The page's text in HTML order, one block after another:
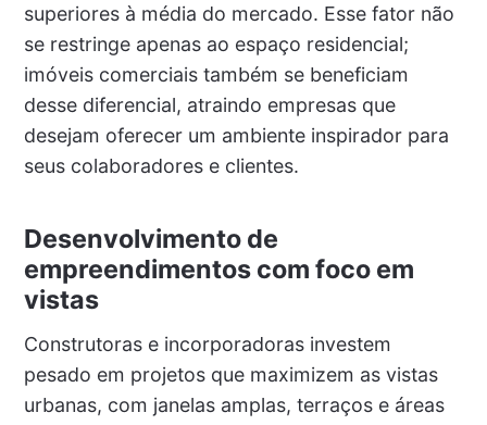
superiores à média do mercado. Esse fator não
se restringe apenas ao espaço residencial;
imóveis comerciais também se beneficiam
desse diferencial, atraindo empresas que
desejam oferecer um ambiente inspirador para
seus colaboradores e clientes.
Desenvolvimento de
empreendimentos com foco em
vistas
Construtoras e incorporadoras investem
pesado em projetos que maximizem as vistas
urbanas, com janelas amplas, terraços e áreas